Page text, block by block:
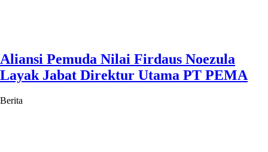
Aliansi Pemuda Nilai Firdaus Noezula
Layak Jabat Direktur Utama PT PEMA
Berita